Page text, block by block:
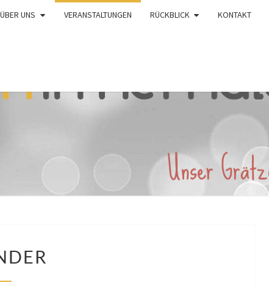
ÜBER UNS VERANSTALTUNGEN RÜCKBLICK KONTAKT